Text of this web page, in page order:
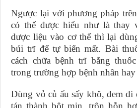
Ngược lại với phương pháp
có thể được hiểu như là thay
dược liệu vào cơ thể thì lại
búi trĩ để tự biến mất. Bài
cách chữa bệnh trĩ bằng
trong trường hợp bệnh nhân
Dùng vỏ củ ấu sấy khô, đem đi
tán thành bột mịn, trộn hỗn